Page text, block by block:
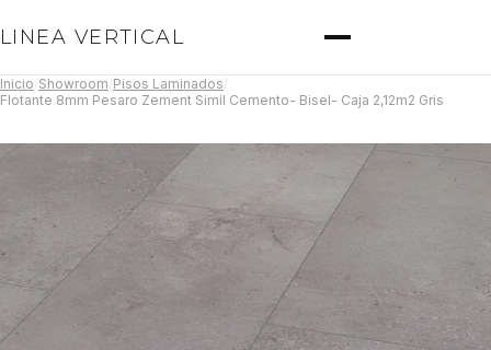
LINEA VERTICAL
Inicio Showroom Pisos Laminados
Flotante 8mm Pesaro Zement Simil Cemento- Bisel- Caja 2,12m2 Gris